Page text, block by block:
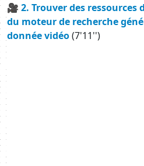
🎥 2. Trouver des
du moteur de recherche
donnée vidéo(7'11'')